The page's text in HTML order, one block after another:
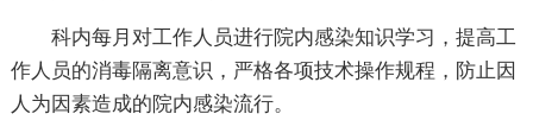
科内每月对工作人员进行院内感染知识学习，提高工
作人员的消毒隔离意识，严格各项技术操作规程，防止因
人为因素造成的院内感染流行。